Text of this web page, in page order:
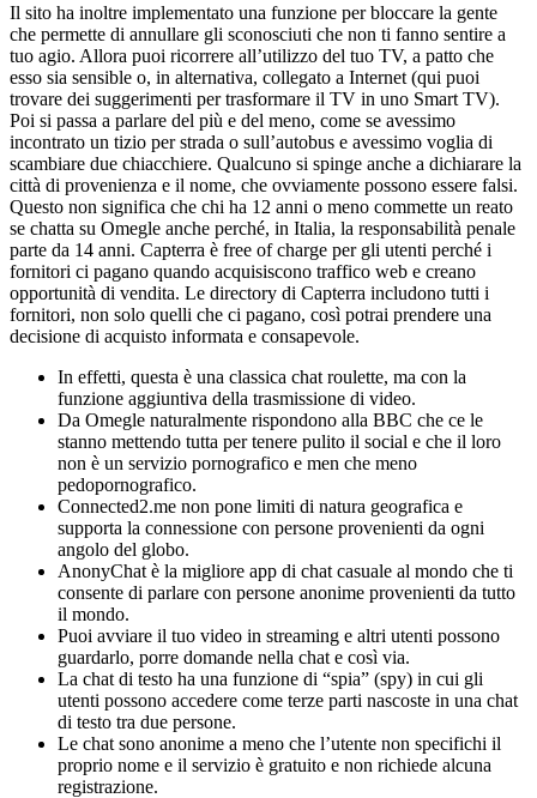
Il sito ha inoltre implementato una funzione per bloccare la gente
che permette di annullare gli sconosciuti che non ti fanno sentire a
tuo agio. Allora puoi ricorrere all’utilizzo del tuo TV, a patto che
esso sia sensible o, in alternativa, collegato a Internet (qui puoi
trovare dei suggerimenti per trasformare il TV in uno Smart TV).
Poi si passa a parlare del più e del meno, come se avessimo
incontrato un tizio per strada o sull’autobus e avessimo voglia di
scambiare due chiacchiere. Qualcuno si spinge anche a dichiarare la
città di provenienza e il nome, che ovviamente possono essere falsi.
Questo non significa che chi ha 12 anni o meno commette un reato
se chatta su Omegle anche perché, in Italia, la responsabilità penale
parte da 14 anni. Capterra è free of charge per gli utenti perché i
fornitori ci pagano quando acquisiscono traffico web e creano
opportunità di vendita. Le directory di Capterra includono tutti i
fornitori, non solo quelli che ci pagano, così potrai prendere una
decisione di acquisto informata e consapevole.
In effetti, questa è una classica chat roulette, ma con la
funzione aggiuntiva della trasmissione di video.
Da Omegle naturalmente rispondono alla BBC che ce le
stanno mettendo tutta per tenere pulito il social e che il loro
non è un servizio pornografico e men che meno
pedopornografico.
Connected2.me non pone limiti di natura geografica e
supporta la connessione con persone provenienti da ogni
angolo del globo.
AnonyChat è la migliore app di chat casuale al mondo che ti
consente di parlare con persone anonime provenienti da tutto
il mondo.
Puoi avviare il tuo video in streaming e altri utenti possono
guardarlo, porre domande nella chat e così via.
La chat di testo ha una funzione di “spia” (spy) in cui gli
utenti possono accedere come terze parti nascoste in una chat
di testo tra due persone.
Le chat sono anonime a meno che l’utente non specifichi il
proprio nome e il servizio è gratuito e non richiede alcuna
registrazione.